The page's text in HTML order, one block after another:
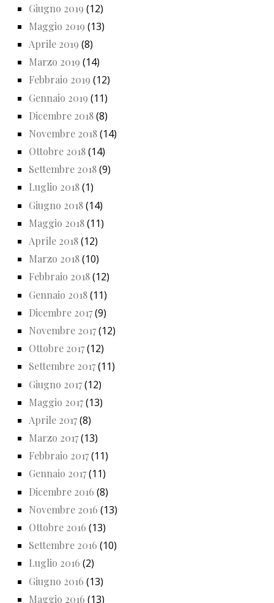
Giugno 2019 (12)
Maggio 2019 (13)
Aprile 2019 (8)
Marzo 2019 (14)
Febbraio 2019 (12)
Gennaio 2019 (11)
Dicembre 2018(8)
Novembre 2018(14)
Ottobre 2018(14)
Settembre 2018(9)
Luglio 2018(1)
Giugno 2018(14)
Maggio 2018(11)
Aprile 2018(12)
Marzo 2018(10)
Febbraio 2018(12)
Gennaio 2018(11)
Dicembre 2017(9)
Novembre 2017(12)
Ottobre 2017(12)
Settembre 2017(11)
Giugno 2017(12)
Maggio 2017(13)
Aprile 2017(8)
Marzo 2017(13)
Febbraio 2017(11)
Gennaio 2017(11)
Dicembre 2016 (8)
Novembre 2016 (13)
Ottobre 2016 (13)
Settembre 2016 (10)
Luglio 2016 (2)
Giugno 2016 (13)
Maggio 2016 (13)